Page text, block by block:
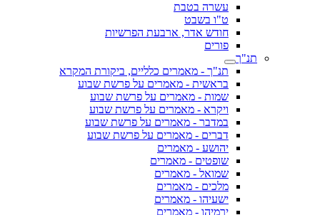
עשרה בטבת
ט"ו בשבט
חודש אדר, ארבעת הפרשיות
פורים
תנ"ך
תנ"ך - מאמרים כלליים, ביקורת המקרא
בראשית - מאמרים על פרשת שבוע
שמות - מאמרים על פרשת שבוע
ויקרא - מאמרים על פרשת שבוע
במדבר - מאמרים על פרשת שבוע
דברים - מאמרים על פרשת שבוע
יהושע - מאמרים
שופטים - מאמרים
שמואל - מאמרים
מלכים - מאמרים
ישעיהו - מאמרים
ירמיהו - מאמרים